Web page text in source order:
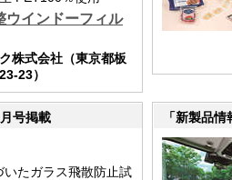
ウインドーフィル
株式会社（東京都板
23）
号掲載
いたガラス飛散防止試
「新製品